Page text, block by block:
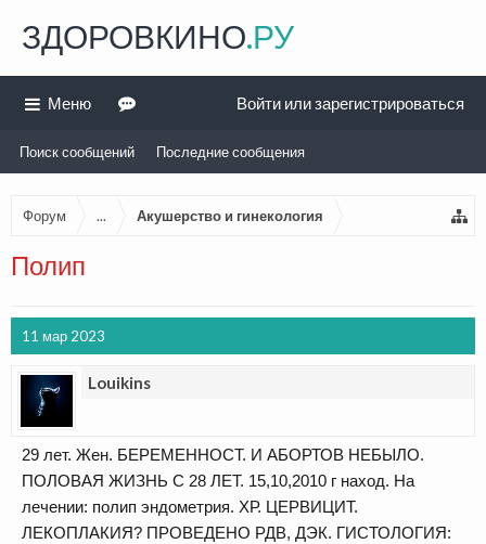
Форум ... Акушерство и гинекология
Полип
11 мар 2023
Louikins
29 лет. Жен. БЕРЕМЕННОСТ. И АБОРТОВ НЕБЫЛО.
ПОЛОВАЯ ЖИЗНЬ С 28 ЛЕТ. 15,10,2010 г наход. На
лечении: полип эндометрия. ХР. ЦЕРВИЦИТ.
ЛЕКОПЛАКИЯ? ПРОВЕДЕНО РДВ, ДЭК. ГИСТОЛОГИЯ:
ЗДОРОВКИНО.РУ
Меню
Поиск сообщений Последние сообщения
Войти или зарегистрироваться